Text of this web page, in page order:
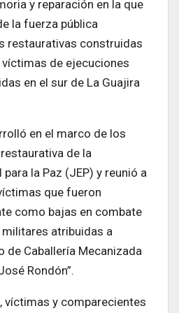
y reparación en la que
la fuerza pública
restaurativas construidas
de ejecuciones
en el sur de La Guajira
en el marco de los
de la
la Paz (JEP) y reunió a
que fueron
como bajas en combate
atribuidas a
de Caballería Mecanizada
Rondón”.
víctimas y comparecientes